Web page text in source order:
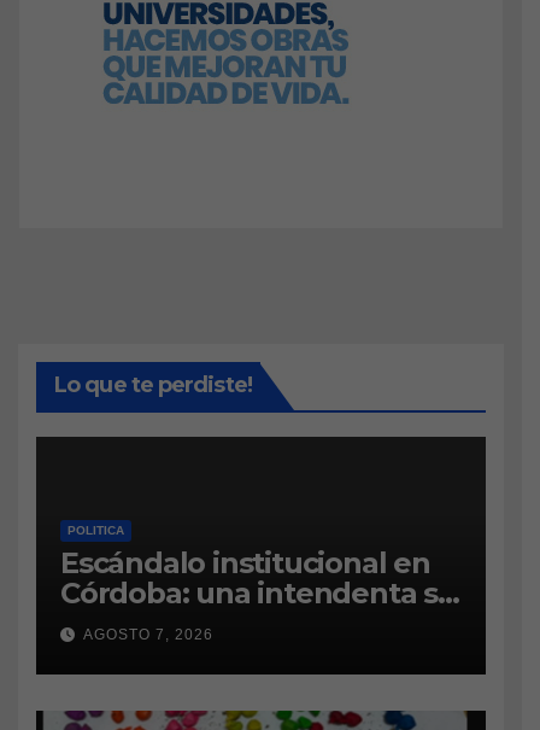
Lo que te perdiste!
POLITICA
Escándalo institucional en
Córdoba: una intendenta se
atrinchera en el municipio y
se niega a dejar el cargo
AGOSTO 7, 2026